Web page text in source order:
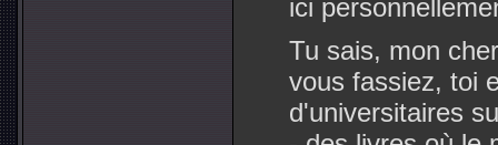
ici
Tu sais, mon
vous fassiez, toi
d'universitaires